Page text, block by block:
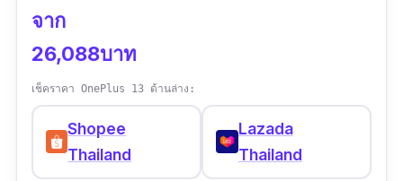
สี/โทนวัสดุ
Quartz/Hazel/Obsidian) ใน 10 Pro XL
แบตเตอรี่ 6000mAh รองรับชาร์จไว 90W
กันน้ำกันฝุ่นมาตรฐาน IP68 & IP69
ระบบปฏิบัติการ Android 15 + Funtouch OS
15
เหมาะกับคนที่ต้องการมือถือกล้องคมชัดทั้งการ
กับคนชอบถ่ายเซลฟี่คมชัด หรือสายคอนเทนต์ที่
ต้องการวิดีโอคุณภาพสูงจากมือถือถ่ายรูปสวย
หน้าจอ AMOLED ขนาด 6.78 นิ้ว ความละเอียด
FHD+ อัตรารีเฟรชสูงสุด 120Hz ความสว่างสูงสุด
4500 nits ช่วยให้มองเห็นชัดแม้ใช้กลางแดดจ้า
จาก
26,088บาท
เช็คราคา OnePlus 13 ด้านล่าง:
Shopee
Thailand
Lazada
Thailand